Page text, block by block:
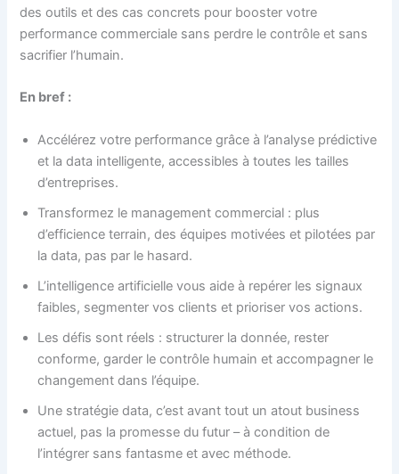
des outils et des cas concrets pour booster votre
performance commerciale sans perdre le contrôle et sans
sacrifier l’humain.
En bref :
Accélérez votre performance grâce à l’analyse prédictive
et la data intelligente, accessibles à toutes les tailles
d’entreprises.
Transformez le management commercial : plus
d’efficience terrain, des équipes motivées et pilotées par
la data, pas par le hasard.
L’intelligence artificielle vous aide à repérer les signaux
faibles, segmenter vos clients et prioriser vos actions.
Les défis sont réels : structurer la donnée, rester
conforme, garder le contrôle humain et accompagner le
changement dans l’équipe.
Une stratégie data, c’est avant tout un atout business
actuel, pas la promesse du futur – à condition de
l’intégrer sans fantasme et avec méthode.